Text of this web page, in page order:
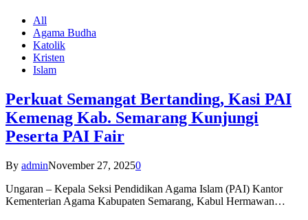
All
Agama Budha
Katolik
Kristen
Islam
Perkuat Semangat Bertanding, Kasi PAI
Kemenag Kab. Semarang Kunjungi
Peserta PAI Fair
By adminNovember 27, 20250
Ungaran – Kepala Seksi Pendidikan Agama Islam (PAI) Kantor
Kementerian Agama Kabupaten Semarang, Kabul Hermawan…